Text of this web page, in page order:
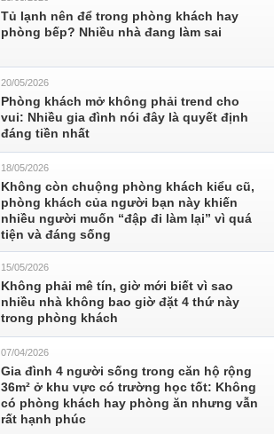
Tủ lạnh nên để trong phòng khách hay
phòng bếp? Nhiều nhà đang làm sai
20/05/2026
Phòng khách mở không phải trend cho
vui: Nhiều gia đình nói đây là quyết định
đáng tiền nhất
18/05/2026
Không còn chuộng phòng khách kiểu cũ,
phòng khách của người bạn này khiến
nhiều người muốn “đập đi làm lại” vì quá
tiện và đáng sống
15/05/2026
Không phải mê tín, giờ mới biết vì sao
nhiều nhà không bao giờ đặt 4 thứ này
trong phòng khách
07/04/2026
Gia đình 4 người sống trong căn hộ rộng
36m² ở khu vực có trường học tốt: Không
có phòng khách hay phòng ăn nhưng vẫn
rất hạnh phúc